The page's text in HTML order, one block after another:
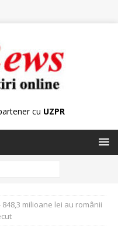
cu UZPR
848,3 milioane lei au românii